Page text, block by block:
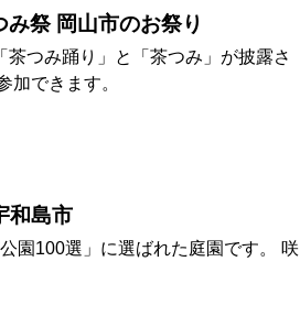
み祭 岡山市のお祭り
つみ踊り」と「茶つみ」が披露さ
加できます。
和島市
園100選」に選ばれた庭園です。 咲